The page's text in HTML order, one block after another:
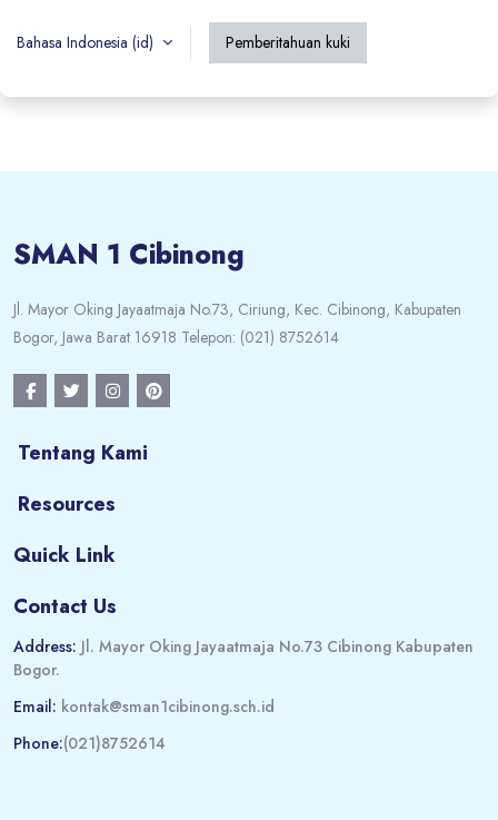
Bahasa Indonesia ‎(id)‎ Pemberitahuan kuki
SMAN 1 Cibinong
Jl. Mayor Oking Jayaatmaja No.73, Ciriung, Kec. Cibinong, Kabupaten
Bogor, Jawa Barat 16918 Telepon: (021) 8752614
Tentang Kami
Resources
Quick Link
Contact Us
Address: Jl. Mayor Oking Jayaatmaja No.73 Cibinong Kabupaten
Bogor.
Email: kontak@sman1cibinong.sch.id
Phone:(021)8752614